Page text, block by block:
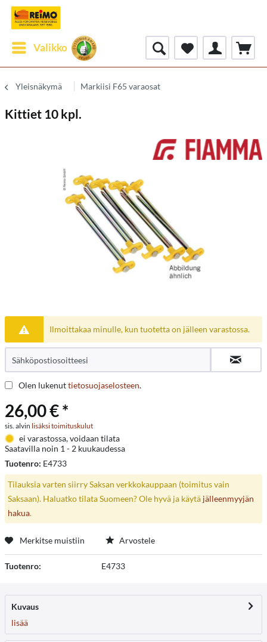
Valikko
Yleisnäkymä Markiisi F65 varaosat
Kittiet 10 kpl.
Ilmoittakaa minulle, kun tuotetta on jälleen varastossa.
Olen lukenuttietosuojaselosteen.
26,00 € *
sis. alvin lisäksi toimituskulut
ei varastossa, voidaan tilata
Saatavilla noin 1 - 2 kuukaudessa
Tuotenro: E4733
Tilauksia varten siirry Saksan verkkokauppaan (toimitus vain
Saksaan). Haluatko tilata Suomeen? Ole hyvä ja käytä jälleenmyyjän
hakua.
Merkitse muistiin Arvostele
Tuotenro: E4733
Kuvaus
lisää